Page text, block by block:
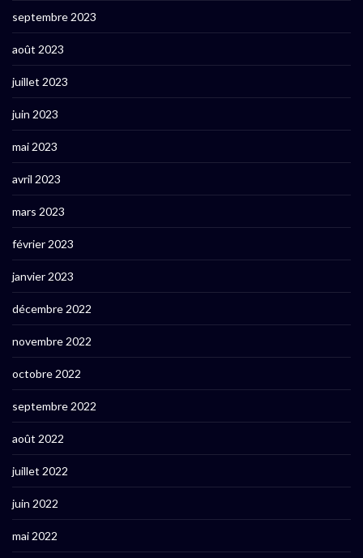
septembre 2023
août 2023
juillet 2023
juin 2023
mai 2023
avril 2023
mars 2023
février 2023
janvier 2023
décembre 2022
novembre 2022
octobre 2022
septembre 2022
août 2022
juillet 2022
juin 2022
mai 2022